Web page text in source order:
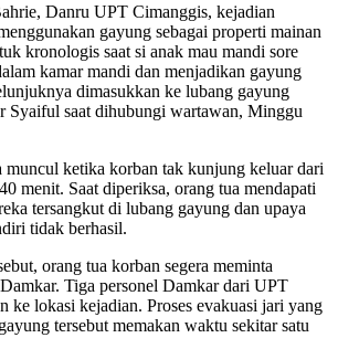
Danru UPT Cimanggis, kejadian
gayung sebagai properti mainan
kronologis saat si anak mau mandi sore
kamar mandi dan menjadikan gayung
dimasukkan ke lubang gayung
Syaiful saat dihubungi wartawan, Minggu
muncul ketika korban tak kunjung keluar dari
menit. Saat diperiksa, orang tua mendapati
tersangkut di lubang gayung dan upaya
tidak berhasil.
orang tua korban segera meminta
Tiga personel Damkar dari UPT
ke lokasi kejadian. Proses evakuasi jari yang
tersebut memakan waktu sekitar satu